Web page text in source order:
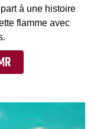
à une histoire
flamme avec